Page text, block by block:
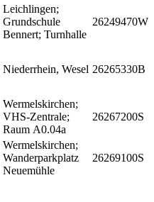
Leichlingen;
Grundschule
Bennert; Turnhalle
26249470W
Niederrhein, Wesel 26265330B
Wermelskirchen;
VHS-Zentrale;
Raum A0.04a
26267200S
Wermelskirchen;
Wanderparkplatz
Neuemühle
26269100S